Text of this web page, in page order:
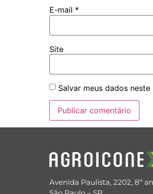
E-mail *
Site
Salvar meus dados
Avenida Paulista, 2202, 8º